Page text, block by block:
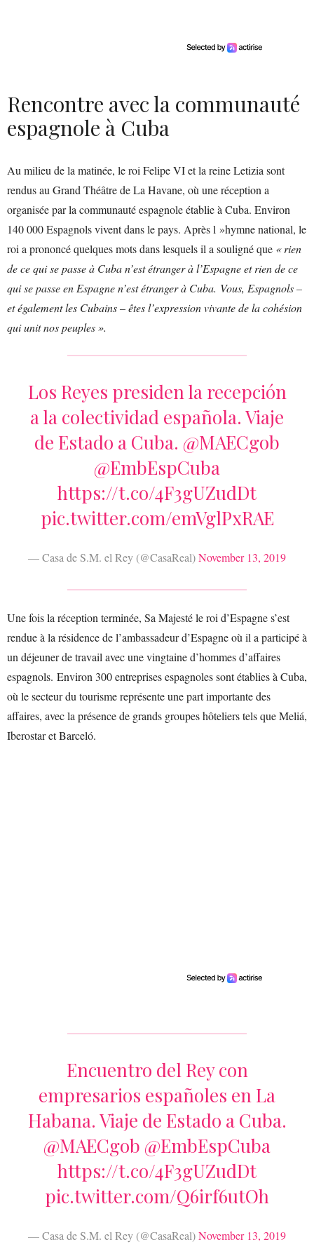
Rencontre avec la communauté
espagnole à Cuba
Au milieu de la matinée, le roi Felipe VI et la reine Letizia sont
rendus au Grand Théâtre de La Havane, où une réception a
organisée par la communauté espagnole établie à Cuba. Environ
140 000 Espagnols vivent dans le pays. Après l »hymne national, le
roi a prononcé quelques mots dans lesquels il a souligné que « rien
de ce qui se passe à Cuba n’est étranger à l’Espagne et rien de ce
qui se passe en Espagne n’est étranger à Cuba. Vous, Espagnols –
et également les Cubains – êtes l’expression vivante de la cohésion
qui unit nos peuples ».
Los Reyes presiden la recepción
a la colectividad española. Viaje
de Estado a Cuba. @MAECgob
@EmbEspCuba
https://t.co/4F3gUZudDt
pic.twitter.com/emVglPxRAE
— Casa de S.M. el Rey (@CasaReal)November 13, 2019
Une fois la réception terminée, Sa Majesté le roi d’Espagne s’est
rendue à la résidence de l’ambassadeur d’Espagne où il a participé à
un déjeuner de travail avec une vingtaine d’hommes d’affaires
espagnols. Environ 300 entreprises espagnoles sont établies à Cuba,
où le secteur du tourisme représente une part importante des
affaires, avec la présence de grands groupes hôteliers tels que Meliá,
Iberostar et Barceló.
Encuentro del Rey con
empresarios españoles en La
Habana. Viaje de Estado a Cuba.
@MAECgob @EmbEspCuba
https://t.co/4F3gUZudDt
pic.twitter.com/Q6irf6utOh
— Casa de S.M. el Rey (@CasaReal)November 13, 2019